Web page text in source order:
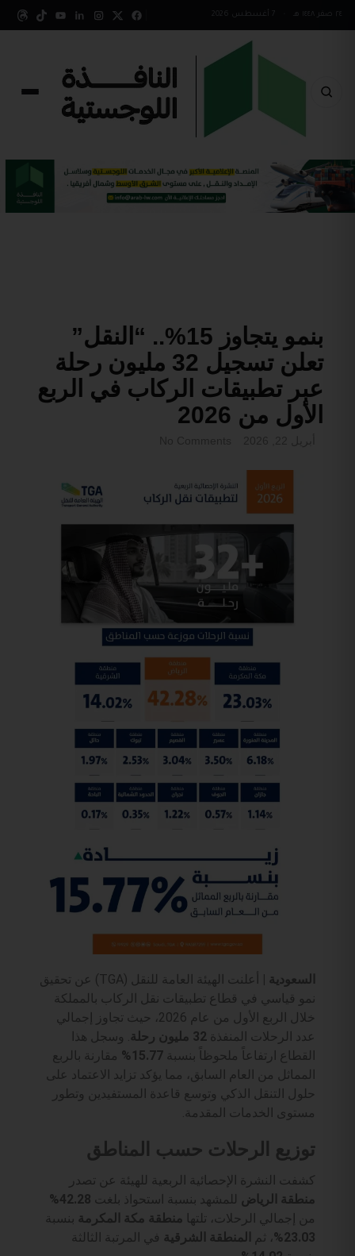
٢٤ صفر ١٤٤٨ هـ 7 أغسطس 2026
​بنمو يتجاوز 15%.. “النقل”
تعلن تسجيل 32 مليون رحلة
عبر تطبيقات الركاب في الربع
الأول من 2026
السعودية |
أعلنت الهيئة العامة للنقل (TGA) عن تحقيق
نمو قياسي في قطاع تطبيقات نقل الركاب بالمملكة
خلال الربع الأول من عام 2026، حيث تجاوز إجمالي
عدد الرحلات المنفذة 32 مليون رحلة
. وسجل هذا
القطاع ارتفاعاً ملحوظاً بنسبة 15.77%
مقارنة بالربع
المماثل من العام السابق، مما يؤكد تزايد الاعتماد على
حلول التنقل الذكي وتوسع قاعدة المستفيدين وتطور
مستوى الخدمات المقدمة.
توزيع الرحلات حسب المناطق
​كشفت النشرة الإحصائية الربعية للهيئة عن تصدر
منطقة الرياض للمشهد بنسبة استحواذ بلغت 42.28%
من إجمالي الرحلات، تلتها منطقة مكة المكرمة بنسبة
23.03%
، ثم المنطقة الشرقية في المرتبة الثالثة